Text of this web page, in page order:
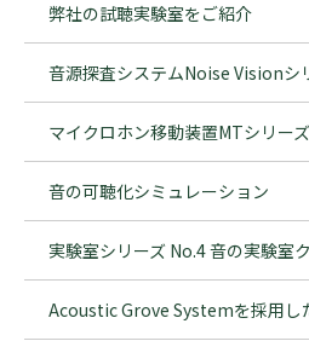
弊社の試聴実験室をご紹介
音の可聴化シミュレーション
実験室シリーズ No.4 音の実験室
Acoustic Grove Systemを採用し